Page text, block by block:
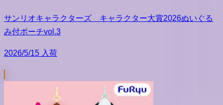
サンリオキャラクターズ キャラクター大賞2026ぬいぐる
み付ポーチvol.3
2026/5/15 入荷